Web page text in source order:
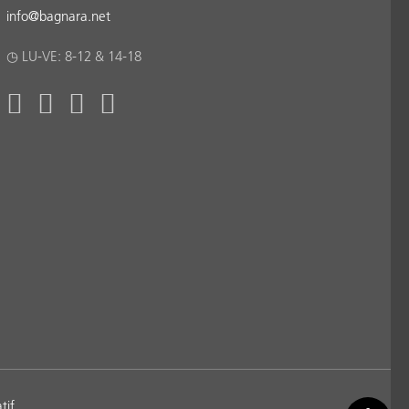
info@bagnara.net
◷ LU-VE: 8-12 & 14-18